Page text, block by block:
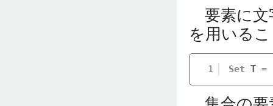
要素に文
を用いる
1 Set T =